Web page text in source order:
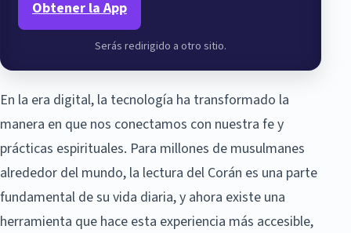
Obtener la App
Serás redirigido a otro sitio.
En la era digital, la tecnología ha transformado la
manera en que nos conectamos con nuestra fe y
prácticas espirituales. Para millones de musulmanes
alrededor del mundo, la lectura del Corán es una parte
fundamental de su vida diaria, y ahora existe una
herramienta que hace esta experiencia más accesible,